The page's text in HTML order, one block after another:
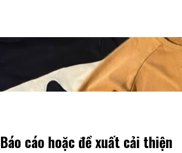
Báo cáo hoặc đề xuất cải thiện